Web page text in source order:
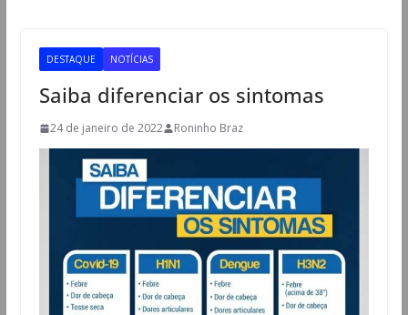
DESTAQUE NOTÍCIAS
Saiba diferenciar os sintomas
24 de janeiro de 2022 Roninho Braz